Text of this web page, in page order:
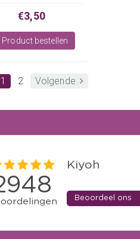
€3,50
Product bestellen
1 2 Volgende